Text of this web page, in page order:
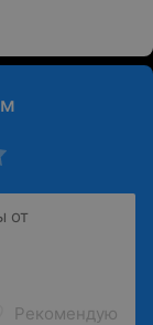
Рекомендую